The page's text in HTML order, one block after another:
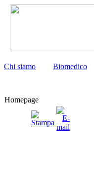
Chi siamo Biomedico
Homepage